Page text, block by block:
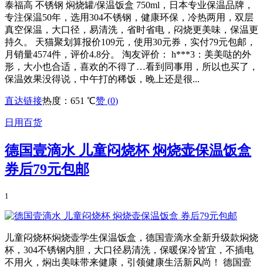
泰福高 不锈钢 焖烧罐/保温饭盒 750ml，日本专业保温品牌，
专注保温50年，选用304不锈钢，健康环保，冷热两用，双层
真空保温，大口径，易清洗，省时省电，闷烧更美味，保温更
持久。 天猫聚划算报价109元，使用30元券，实付79元包邮，
月销量4574件，评价4.8分。 淘友评价： h***3：美美哒的外
形，大小也合适，喜欢的不得了…看到同事用，所以也买了，
保温效果没得说，中午打的稀饭，晚上还是很...
直达链接热度：651 ℃赞 (0)
日用百货
德国壹滴水 儿童闷烧杯 焖烧壶保温饭盒
券后79元包邮
1
儿童闷烧杯焖烧壶学生保温饭盒，德国壹滴水全新升级款焖烧
杯，304不锈钢内胆，大口径易清洗，保暖保冷皆宜，不插电
不用火，焖出美味带来健康，引领健康生活新风尚！ 德国壹